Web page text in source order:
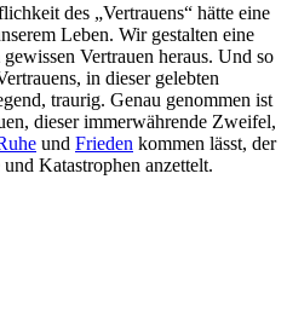
des „Vertrauens“ hätte eine
Leben. Wir gestalten eine
Vertrauen heraus. Und so
in dieser gelebten
traurig. Genau genommen ist
dieser immerwährende Zweifel,
und Frieden kommen lässt, der
Katastrophen anzettelt.